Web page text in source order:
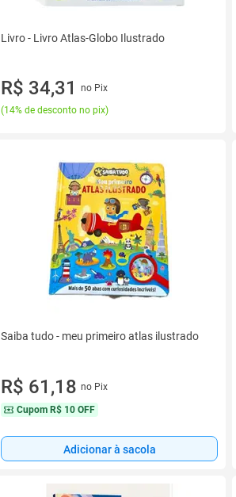
Livro - Livro Atlas-Globo Ilustrado
R$ 34,31
no Pix
(14% de desconto no pix)
Saiba tudo - meu primeiro atlas ilustrado
R$ 61,18 no Pix
Cupom R$ 10 OFF
Adicionar à sacola